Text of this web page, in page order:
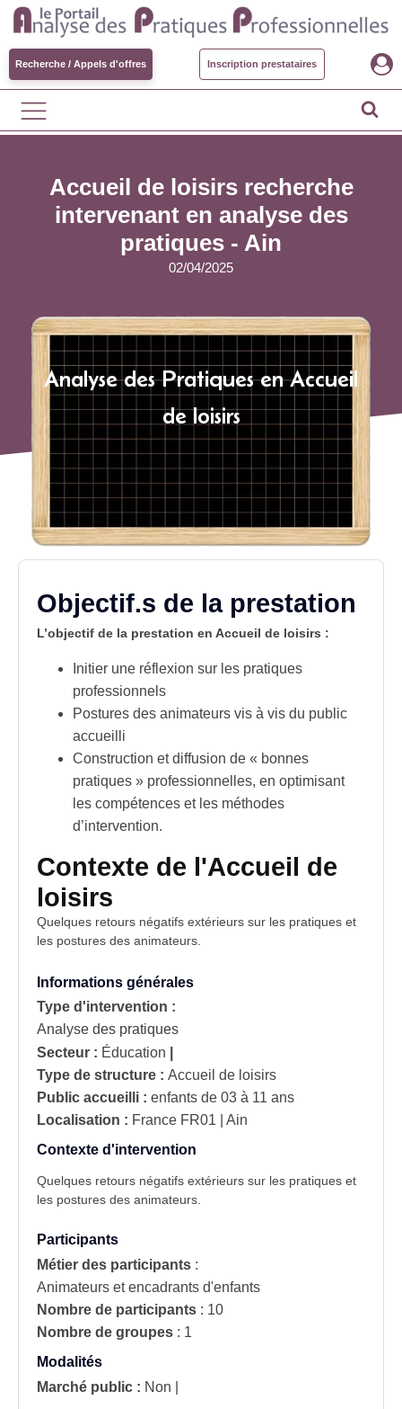
Recherche / Appels d'offres Inscription prestataires
Accueil de loisirs recherche
intervenant en analyse des
pratiques - Ain
02/04/2025
Analyse des Pratiques en Accueil
de loisirs
Objectif.s de la prestation
L’objectif de la prestation en Accueil de loisirs :
Initier une réflexion sur les pratiques
professionnels
Postures des animateurs vis à vis du public
accueilli
Construction et diffusion de « bonnes
pratiques » professionnelles, en optimisant
les compétences et les méthodes
d’intervention.
Contexte de l'Accueil de
loisirs
Quelques retours négatifs extérieurs sur les pratiques et
les postures des animateurs.
Informations générales
Type d'intervention :
Analyse des pratiques
Secteur : Éducation
Type de structure : Accueil de loisirs
Public accueilli : enfants de 03 à 11 ans
Localisation : France FR01 | Ain
Contexte d'intervention
Quelques retours négatifs extérieurs sur les pratiques et
les postures des animateurs.
Participants
Métier des participants :
Animateurs et encadrants d'enfants
Nombre de participants : 10
Nombre de groupes : 1
Modalités
Marché public : Non